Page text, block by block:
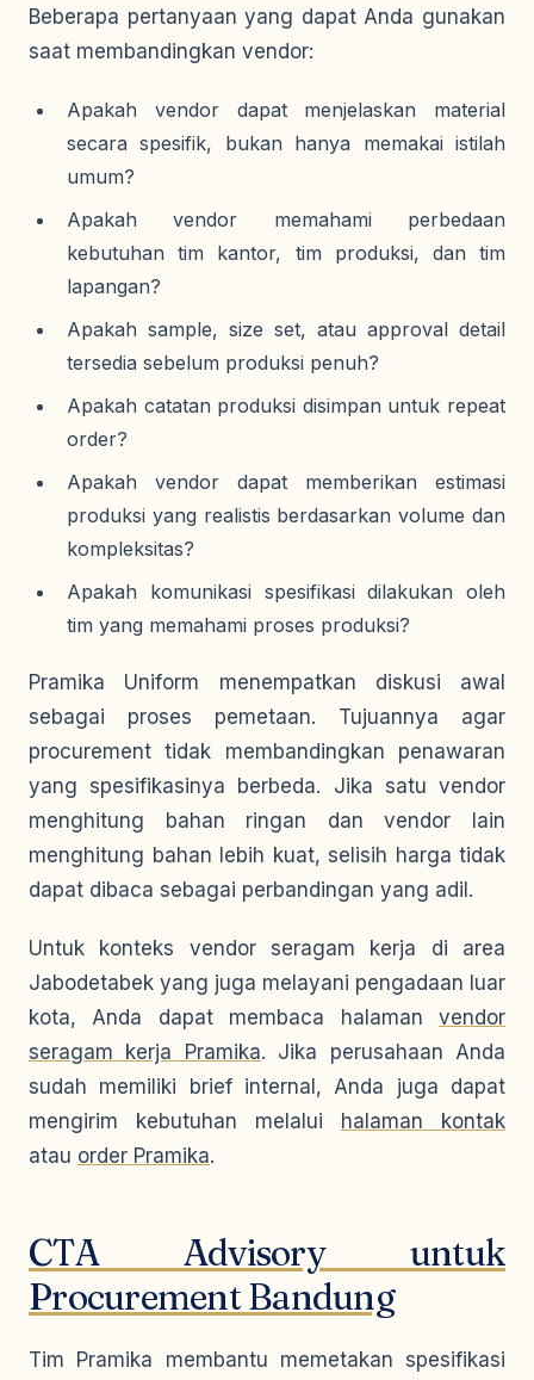
Beberapa pertanyaan yang dapat Anda gunakan
saat membandingkan vendor:
Apakah vendor dapat menjelaskan material
secara spesifik, bukan hanya memakai istilah
umum?
Apakah vendor memahami perbedaan
kebutuhan tim kantor, tim produksi, dan tim
lapangan?
Apakah sample, size set, atau approval detail
tersedia sebelum produksi penuh?
Apakah catatan produksi disimpan untuk repeat
order?
Apakah vendor dapat memberikan estimasi
produksi yang realistis berdasarkan volume dan
kompleksitas?
Apakah komunikasi spesifikasi dilakukan oleh
tim yang memahami proses produksi?
Pramika Uniform menempatkan diskusi awal
sebagai proses pemetaan. Tujuannya agar
procurement tidak membandingkan penawaran
yang spesifikasinya berbeda. Jika satu vendor
menghitung bahan ringan dan vendor lain
menghitung bahan lebih kuat, selisih harga tidak
dapat dibaca sebagai perbandingan yang adil.
Untuk konteks vendor seragam kerja di area
Jabodetabek yang juga melayani pengadaan luar
kota, Anda dapat membaca halaman vendor
seragam kerja Pramika. Jika perusahaan Anda
sudah memiliki brief internal, Anda juga dapat
mengirim kebutuhan melalui halaman kontak
atau order Pramika.
CTA Advisory untuk
Procurement Bandung
Tim Pramika membantu memetakan spesifikasi